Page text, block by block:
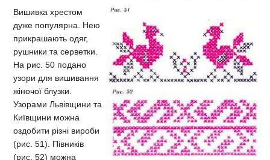
Вишивка хрестом
дуже популярна. Нею
прикрашають одяг,
рушники та серветки.
На рис. 50 подано
узори для вишивання
жіночої блузки.
Узорами Львівщини та
Київщини можна
оздобити різні вироби
(рис. 51). Півників
(рис. 52) можна